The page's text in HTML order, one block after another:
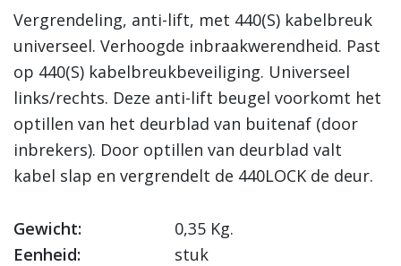
Vergrendeling, anti-lift, met 440(S) kabelbreuk
universeel. Verhoogde inbraakwerendheid. Past
op 440(S) kabelbreukbeveiliging. Universeel
links/rechts. Deze anti-lift beugel voorkomt het
optillen van het deurblad van buitenaf (door
inbrekers). Door optillen van deurblad valt
kabel slap en vergrendelt de 440LOCK de deur.
Gewicht:
0,35 Kg.
Eenheid:
stuk